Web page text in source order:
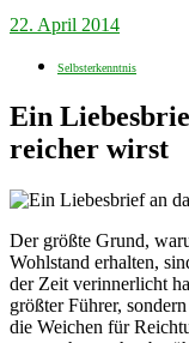
22. April 2014
Selbsterkenntnis
Ein
reicher wirst
Der größte Grund,
Wohlstand erhalten,
der Zeit verinnerlicht
größter Führer,
die Weichen für